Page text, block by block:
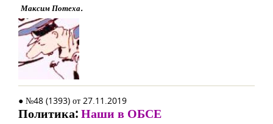
Максим Потеха.
● №48 (1393) от 27.11.2019
Политика:Наши в ОБСЕ